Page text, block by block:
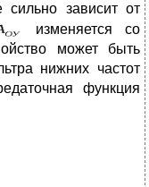
сильно зависит от
изменяется со
может быть
нижних частот
функция